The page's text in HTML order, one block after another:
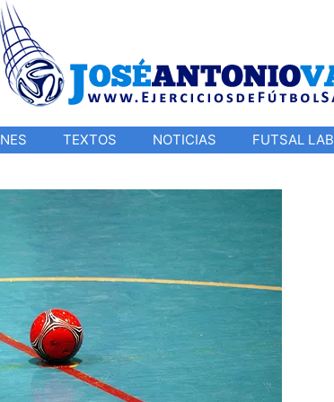
TEXTOS NOTICIAS FUTSAL LAB